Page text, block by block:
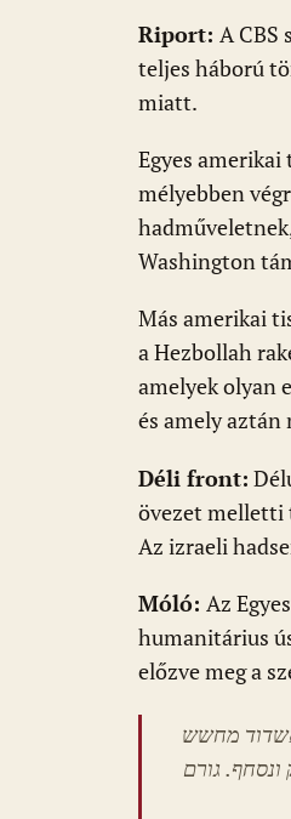
Riport: A CBS
teljes háború
miatt.
Egyes
mélyebben
Washington
Más amerikai
a Hezbollah
amelyek olyan
és amely aztán
Déli front:
övezet melletti
Az izraeli
Móló: Az
humanitárius
előzve meg a
מחשש
גורם